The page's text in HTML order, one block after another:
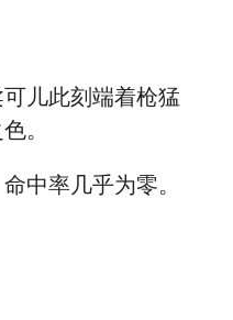
儿此刻端着枪猛
。
中率几乎为零。